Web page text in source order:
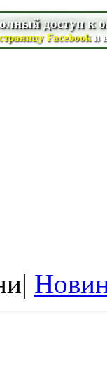
доступ к
Facebookи